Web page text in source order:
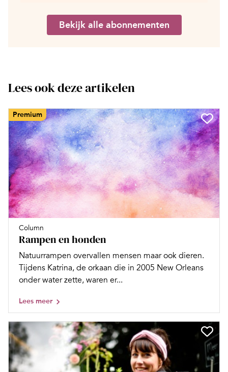
Bekijk alle abonnementen
Lees ook deze artikelen
Premium
Column
Rampen en honden
Natuurrampen overvallen mensen maar ook dieren.
Tijdens Katrina, de orkaan die in 2005 New Orleans
onder water zette, waren er...
Lees meer